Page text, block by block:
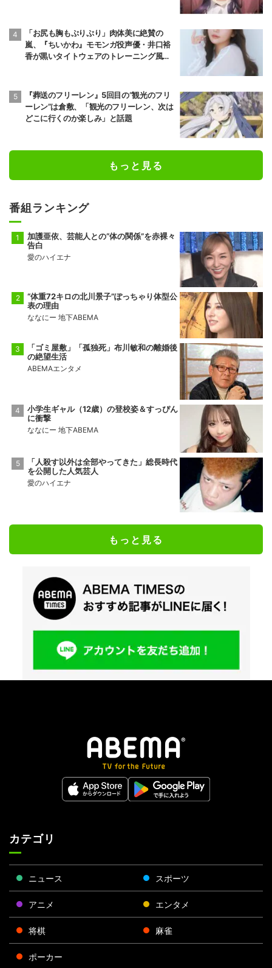
「お尻も胸もぷりぷり」肉体美に絶賛の
嵐、『ちいかわ』モモンガ役声優・井口裕
香が黒いタイトウェアのトレーニング風景
『葬送のフリーレン』5回目の“観光のフリ
ーレン”は倉敷、「観光のフリーレン、次は
どこに行くのか楽しみ」と話題
もっと見る
番組ランキング
加護亜依、芸能人との“体の関係”を赤裸々
告白
愛のハイエナ
“体重72キロの北川景子”ぽっちゃり体型公
表の理由
ななにー 地下ABEMA
「ゴミ屋敷」「孤独死」布川敏和の離婚後
の絶望生活
ABEMAエンタメ
小学生ギャル（12歳）の登校姿＆すっぴん
に衝撃
ななにー 地下ABEMA
「人殺す以外は全部やってきた」総長時代
を公開した人気芸人
愛のハイエナ
もっと見る
カテゴリ
ニュース スポーツ
アニメ エンタメ
将棋 麻雀
ポーカー